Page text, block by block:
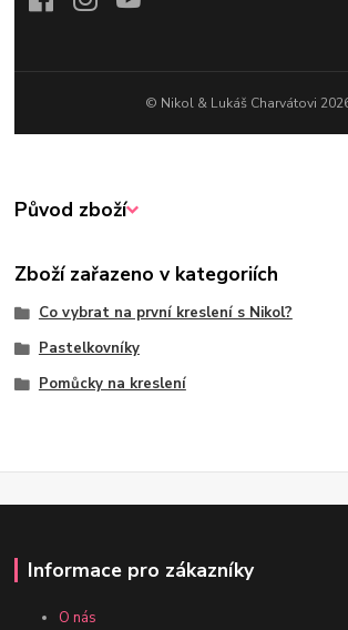
© Nikol & Lukáš Charvátovi
Původ zboží
Zboží zařazeno v kategoriích
Co vybrat na první kreslení s Nikol?
Pastelkovníky
Pomůcky na kreslení
Informace pro zákazníky
O nás